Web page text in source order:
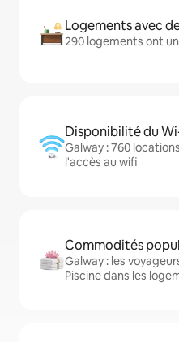
Logements avec
290 logements ont
Disponibilité du
Galway : 760
l'accès au wifi
Commodités
Galway : les
Piscine dans les